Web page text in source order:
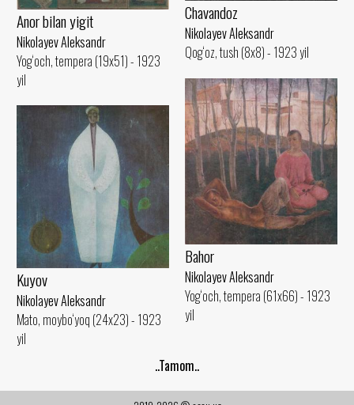
Anor bilan yigit
Nikolayev Aleksandr
Yog‘och, tempera (19x51) - 1923
yil
Chavandoz
Nikolayev Aleksandr
Qog‘oz, tush (8x8) - 1923 yil
Bahor
Nikolayev Aleksandr
Yog‘och, tempera (61x66) - 1923
yil
Kuyov
Nikolayev Aleksandr
Mato, moybo‘yoq (24x23) - 1923
yil
..Tamom..